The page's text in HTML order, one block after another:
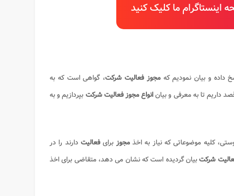
ما کلیک کنید
داده و بیان نمودیم کهمجوز فعالیت شرکت، گواهی است که به
داریم تا به معرفی و بیانانواع مجوز فعالیت شرکت بپردازیم و به
کلیه موضوعاتی که نیاز به اخذمجوز برایفعالیت دارند را در
شرکتبیان گردیده است که نشان می دهد، متقاضی برای اخذ